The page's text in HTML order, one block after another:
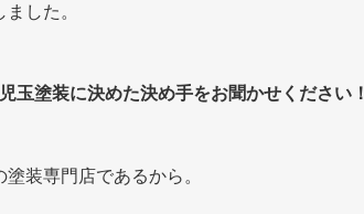
した。
児玉塗装に決めた決め手をお聞かせください！
塗装専門店であるから。